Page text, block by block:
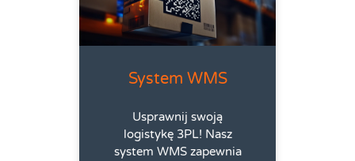
System WMS
Usprawnij swoją
logistykę 3PL! Nasz
system WMS zapewnia